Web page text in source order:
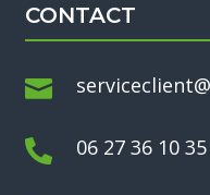
CONTACT

 06 27 36 10 35